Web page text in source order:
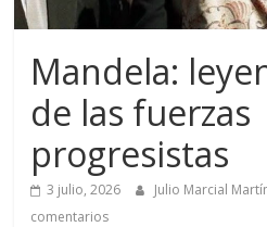
Mandela:
de las fuerzas
progresistas
3 julio, 2026 Julio Marcial
comentarios